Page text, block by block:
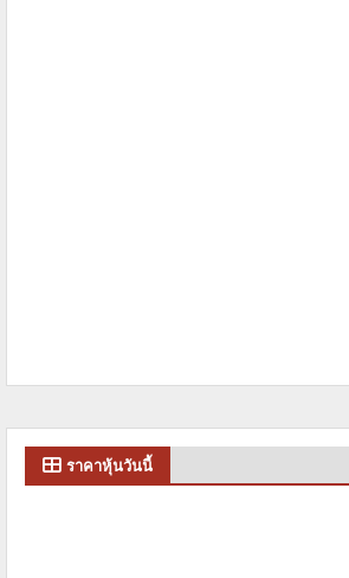
ราคาหุ้นวันนี้